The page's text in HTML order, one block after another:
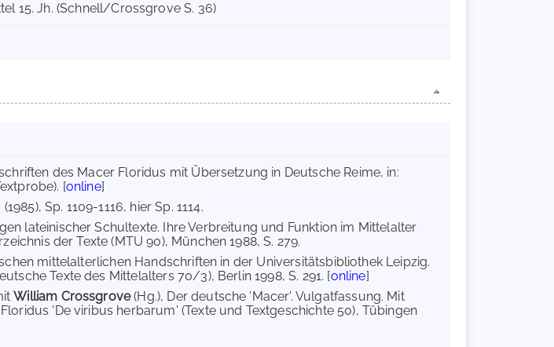
15. Jh. (Schnell/Crossgrove S. 36)
des Macer Floridus mit Übersetzung in Deutsche Reime, in:
[online]
Sp. 1109-1116, hier Sp. 1114.
lateinischer Schultexte. Ihre Verbreitung und Funktion im Mittelalter
der Texte (MTU 90), München 1988, S. 279.
mittelalterlichen Handschriften in der Universitätsbibliothek Leipzig.
Texte des Mittelalters 70/3), Berlin 1998, S. 291. [online]
William Crossgrove(Hg.), Der deutsche 'Macer'. Vulgatfassung. Mit
'De viribus herbarum' (Texte und Textgeschichte 50), Tübingen